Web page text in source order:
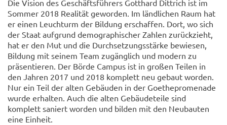
Die Vision des Geschäftsführers Gotthard Dittrich ist im
Sommer 2018 Realität geworden. Im ländlichen Raum hat
er einen Leuchturm der Bildung erschaffen. Dort, wo sich
der Staat aufgrund demographischer Zahlen zurückzieht,
hat er den Mut und die Durchsetzungsstärke bewiesen,
Bildung mit seinem Team zugänglich und modern zu
präsentieren. Der Börde Campus ist in großen Teilen in
den Jahren 2017 und 2018 komplett neu gebaut worden.
Nur ein Teil der alten Gebäuden in der Goethepromenade
wurde erhalten. Auch die alten Gebäudeteile sind
komplett saniert worden und bilden mit den Neubauten
eine Einheit.